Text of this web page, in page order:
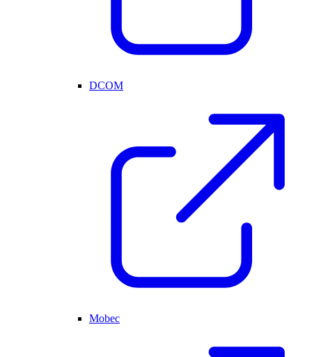
DCOM
Mobec